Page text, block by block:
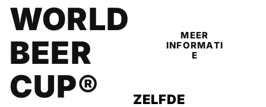
WORLD
BEER
CUP®
MEER
INFORMATI
E
ZELFDE